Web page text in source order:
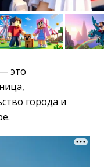
— это
города и